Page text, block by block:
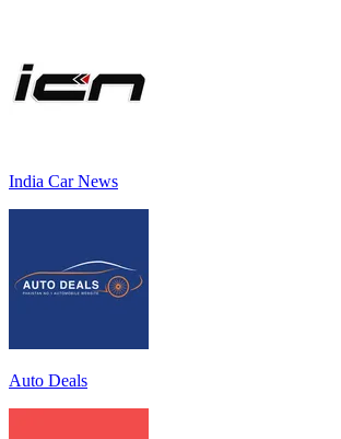
India Car News
Auto Deals